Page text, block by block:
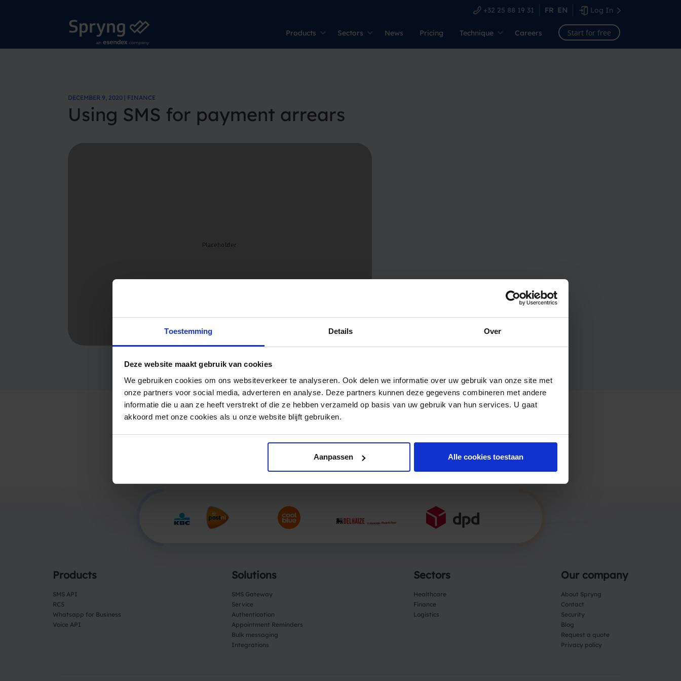
Toestemming Details Over
Deze website maakt gebruik van cookies
We gebruiken cookies om ons websiteverkeer te analyseren. Ook delen we informatie over uw gebruik van onze site met
onze partners voor social media, adverteren en analyse. Deze partners kunnen deze gegevens combineren met andere
informatie die u aan ze heeft verstrekt of die ze hebben verzameld op basis van uw gebruik van hun services. U gaat
akkoord met onze cookies als u onze website blijft gebruiken.
Aanpassen Alle cookies toestaan
+32 25 88 19 31 FR EN Log In
Products Sectors News Pricing Technique Careers Start for free
DECEMBER 9, 2020 | FINANCE
Using SMS for payment arrears
Trusted by companies like
Products
SMS API
RCS
Whatsapp for Business
Voice API
Solutions
SMS Gateway
Service
Authentication
Appointment Reminders
Bulk messaging
Integrations
Sectors
Healthcare
Finance
Logistics
Our company
About Spryng
Contact
Security
Blog
Request a quote
Privacy policy